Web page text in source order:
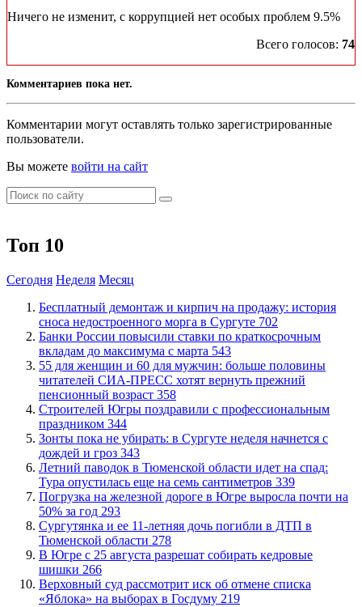
Ничего не изменит, с коррупцией нет особых проблем 9.5%
Всего голосов: 74
Комментариев пока нет.
Комментарии могут оставлять только зарегистрированные
пользователи.
Вы можете войти на сайт
Топ 10
Сегодня Неделя Месяц
​Бесплатный демонтаж и кирпич на продажу: история
сноса недостроенного морга в Сургуте 702
​Банки России повысили ставки по краткосрочным
вкладам до максимума с марта 543
​55 для женщин и 60 для мужчин: больше половины
читателей СИА-ПРЕСС хотят вернуть прежний
пенсионный возраст 358
​Строителей Югры поздравили с профессиональным
праздником 344
​Зонты пока не убирать: в Сургуте неделя начнется с
дождей и гроз 343
​Летний паводок в Тюменской области идет на спад:
Тура опустилась еще на семь сантиметров 339
​Погрузка на железной дороге в Югре выросла почти на
50% за год 293
Сургутянка и ее 11-летняя дочь погибли в ДТП в
Тюменской области 278
​В Югре с 25 августа разрешат собирать кедровые
шишки 266
​Верховный суд рассмотрит иск об отмене списка
«Яблока» на выборах в Госдуму 219